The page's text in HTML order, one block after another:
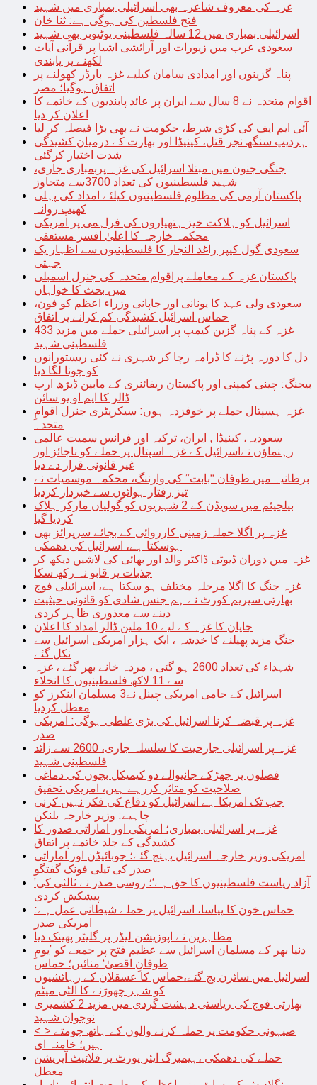
غزہ کی معروف شاعرہ بھی اسرائیلی بمباری میں شہید
فتح فلسطین کی ہوگی ہے: ثنا خان
اسرائیلی بمباری میں 12 سالہ فلسطینی یوٹیوبر بھی شہید
سعودی عرب میں زیورات اور آرائشی اشیا پر قرآنی آیات
لکھنے پر پابندی
پناہ گزینوں اور امدادی سامان کیلیے غزہ بارڈر کھولنے پر
اتفاق ہوگیا؛ مصر
اقوام متحدہ نے 8 سال سے ایران پر عائد پابندیوں کے خاتمے کا
اعلان کر دیا
آئی ایم ایف کی کڑی شرط، حکومت نے بھی بڑا فیصلہ کر لیا
ہردیپ سنگھ نجر قتل، کینیڈا اور بھارت کے درمیان کشیدگی
شدت اختیار کرگئی
جنگی جنون میں مبتلا اسرائیل کی غزہ پربمباری جاری،
شہید فلسطینیوں کی تعداد 3700سے متجاوز
پاکستان آرمی کی مظلوم فلسطینیوں کیلئے امداد کی پہلی
کھیپ روانہ
اسرائیل کو ہلاکت خیز ہتھیاروں کی فراہمی پر امریکی
محکمہ خارجہ کا اعلیٰ افسر مستعفی
سعودی گول کیپر راغد النجار کا فلسطینیوں سے اظہار یک
جہتی
پاکستان غزہ کے معاملے پراقوام متحدہ کی جنرل اسمبلی
میں بحث کا خواہاں
سعودی ولی عہد کا یونانی اور جاپانی وزراء اعظم کو فون،
حماس اسرائیل کشیدگی کم کرانے پر اتفاق
غزہ کے پناہ گزین کیمپ پر اسرائیلی حملے میں مزید 433
فلسطینی شہید
دل کا دورہ پڑنے کا ڈرامہ رچا کر شہری نے کئی ریستورانوں
کو چونا لگا دیا
بیجنگ: چینی کمپنی اور پاکستان ریفائنری کے مابین ڈیڑھ ارب
ڈالر کا ایم او یو سائن
غزہ ہسپتال حملے پر خوفزدہ ہوں: سیکریٹری جنرل اقوامِ
متحدہ
سعودیہ، کینیڈا , ایران، ترکیہ اور فرانس سمیت عالمی
رہنماؤں نےاسرائیل کے غزہ اسپتال پر حملے کو ناجائز اور
غیر قانونی قرار دے دیا
برطانیہ میں طوفان “بابت” کی وارننگ، محکمہ موسمیات نے
تیز رفتار ہوائوں سے خبردار کردیا
بیلجیئم میں سویڈن کے 2 شہریوں کو گولیاں مارکر ہلاک
کردیا گیا
غزہ پر اگلا حملہ زمینی کارروائی کے بجائے سرپرائز بھی
ہوسکتا ہے، اسرائیل کی دھمکی
غزہ میں دوران ڈیوٹی ڈاکٹر والد اور بھائی کی لاشیں دیکھ کر
جذبات پر قابو نہ رکھ سکا
غزہ جنگ کا اگلا مرحلہ مختلف ہو سکتا ہے، اسرائیلی فوج
بھارتی سپریم کورٹ نے ہم جنس شادی کو قانونی حیثیت
دینے سے معذوری ظاہر کردی
جاپان کا غزہ کے لیے 10 ملین ڈالر امداد کا اعلان
جنگ مزید پھیلنے کا خدشہ ، ایک ہزار امریکی اسرائیل سے
نکل گئے
شہداء کی تعداد 2600 ہو گئی ، مردہ خانے بھر گئے ، غزہ
سے 11 لاکھ فلسطینیوں کا انخلاء
اسرائیل کے حامی امریکی چینل نے3 مسلمان اینکرز کو
معطل کردیا
غزہ پر قبضہ کرنا اسرائیل کی بڑی غلطی ہوگی: امریکی
صدر
غزہ پر اسرائیلی جارحیت کا سلسلہ جاری، 2600 سے زائد
فلسطینی شہید
فصلوں پر چھڑکے جانیوالے دو کیمیکل بچوں کی دماغی
صلاحیت کو متاثر کررہے ہیں، امریکی تحقیق
جب تک امریکا ہے اسرائیل کو دفاع کی فکر نہیں کرنی
چاہیے: وزیر خارجہ بلنکن
غزہ پر اسرائیلی بمباری؛ امریکی اور اماراتی صدور کا
کشیدگی کے جلد خاتمے پر اتفاق
امریکی وزیر خارجہ اسرائیل پہنچ گئے؛ جوبائیڈن اور اماراتی
صدر کی ٹیلی فونک گفتگو
’آزاد ریاست فلسطینیوں کا حق ہے‘؛ روسی صدر نے ثالثی کی
پیشکش کردی
حماس خون کا پیاسا، اسرائیل پر حملے شیطانی عمل ہے:
امریکی صدر
مظاہرین نے اپوزیشن لیڈر پر گلیٹر پھینک دیا
دنیا بھر کے مسلمان اسرائیل سے عظیم فتح پر جمعے کو ’یومِ
طوفانِ اقصیٰ‘ منائیں؛ حماس
اسرائیل میں سائرن بج گئے،حماس کا عسقلان کے رہائشیوں
کو شہر چھوڑنے کا الٹی میٹم
بھارتی فوج کی ریاستی دہشت گردی میں مزید 2 کشمیری
نوجوان شہید
< > صیہونی حکومت پر حملہ کرنے والوں کے ہاتھ چومتے
ہیں؛ خامنہ ای
حملے کی دھمکی ،ہیمبرگ ایئر پورٹ پر فلائیٹ آپریشن
معطل